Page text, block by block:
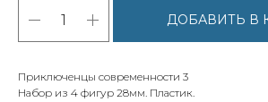
ДОБАВИТЬ В
Приключенцы современности 3
Набор из 4 фигур 28мм. Пластик.